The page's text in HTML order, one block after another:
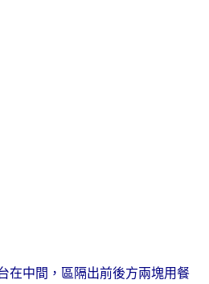
在中間，區隔出前後方兩塊用餐